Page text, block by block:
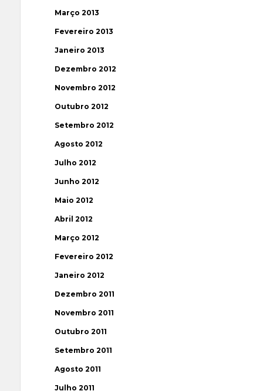
Março 2013
Fevereiro 2013
Janeiro 2013
Dezembro 2012
Novembro 2012
Outubro 2012
Setembro 2012
Agosto 2012
Julho 2012
Junho 2012
Maio 2012
Abril 2012
Março 2012
Fevereiro 2012
Janeiro 2012
Dezembro 2011
Novembro 2011
Outubro 2011
Setembro 2011
Agosto 2011
Julho 2011